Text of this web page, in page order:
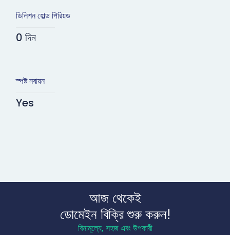
ডিলিশন হোল্ড পিরিয়ড
0 দিন
স্পষ্ট নবায়ন
Yes
আজ থেকেই
ডোমেইন বিক্রি শুরু করুন!
বিনামূল্যে, সহজ এবং উপকারী